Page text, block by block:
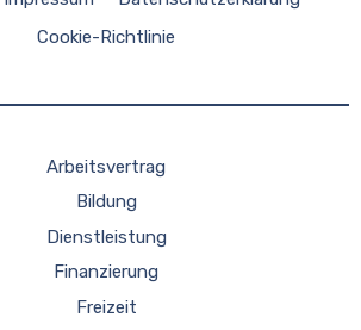
Cookie-Richtlinie
Arbeitsvertrag
Bildung
Dienstleistung
Finanzierung
Freizeit